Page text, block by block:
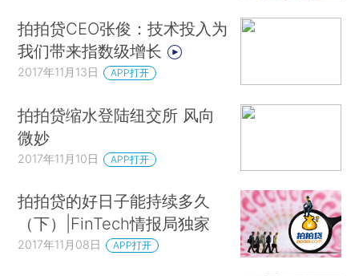
拍拍贷CEO张俊：技术投入为
我们带来指数级增长
2017年11月13日 APP打开
拍拍贷缩水登陆纽交所 风向
微妙
2017年11月10日 APP打开
拍拍贷的好日子能持续多久
（下）|FinTech情报局独家
2017年11月08日 APP打开